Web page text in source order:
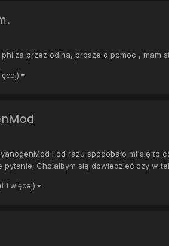
przez odina, prosze o pomoc , mam
i od razu spodobało mi się
Chciałbym się dowiedzieć czy w
(i 1 więcej)